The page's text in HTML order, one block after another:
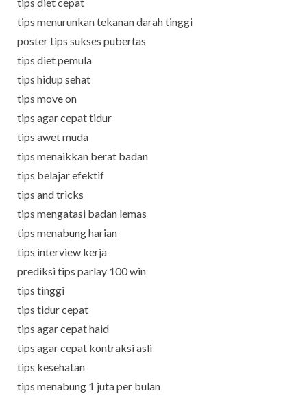
tips menurunkan tekanan darah tinggi
poster tips sukses pubertas
tips diet pemula
tips hidup sehat
tips move on
tips agar cepat tidur
tips awet muda
tips menaikkan berat badan
tips belajar efektif
tips and tricks
tips mengatasi badan lemas
tips menabung harian
tips interview kerja
prediksi tips parlay 100 win
tips tinggi
tips tidur cepat
tips agar cepat haid
tips agar cepat kontraksi asli
tips kesehatan
tips menabung 1 juta per bulan